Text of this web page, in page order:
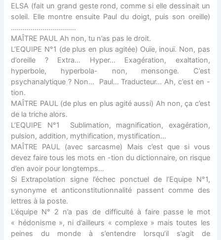
ELSA (fait un grand geste rond, comme si elle dessinait un
soleil. Elle montre ensuite Paul du doigt, puis son oreille)
……………………………
MAÎTRE PAUL Ah non, tu n’as pas le droit.
L’EQUIPE N°1 (de plus en plus agitée) Ouïe, inouï. Non, pas
d’oreille ? Extra… Hyper… Exagération, exaltation,
hyperbole, hyperbola- non, mensonge. C’est
psychanalytique ? Non… Paul… Traducteur… Ah, c’est en -
tion.
MAÎTRE PAUL (de plus en plus agité aussi) Ah non, ça c’est
de la triche alors.
L’EQUIPE N°1 Sublimation, magnification, exagération,
pulsion, addition, mythification, mystification…
MAÎTRE PAUL (avec sarcasme) Mais c’est que si vous
devez faire tous les mots en -tion du dictionnaire, on risque
d’en avoir pour longtemps…
Si Extrapolation signe l’échec ponctuel de l’Equipe N°1,
synonyme et anticonstitutionnalité passent comme des
lettres à la poste.
L’équipe N° 2 n’a pas de difficulté à faire passe le mot
« hédonisme », ni d’ailleurs « complexe » mais toutes les
peines du monde à s’entendre lorsqu’il s’agit de